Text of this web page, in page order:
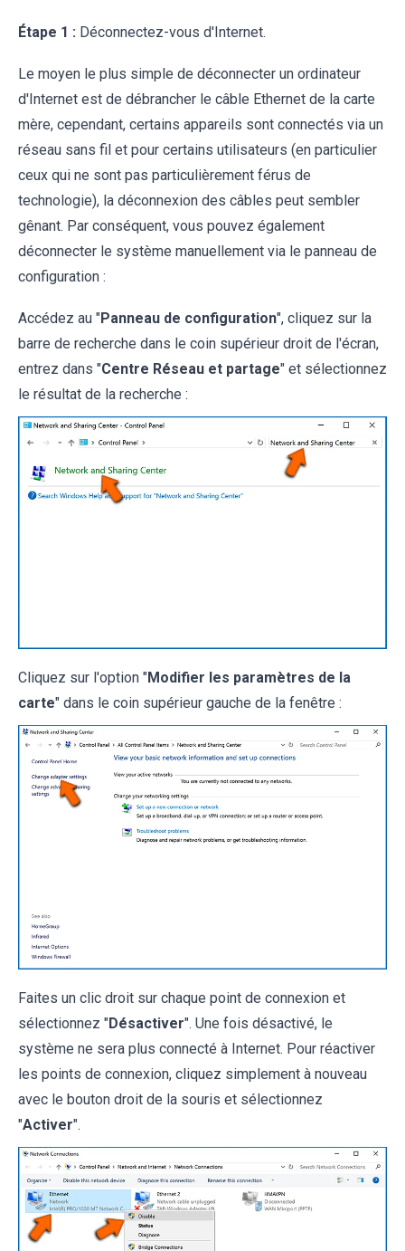
Étape 1 : Déconnectez-vous d'Internet.
Le moyen le plus simple de déconnecter un ordinateur
d'Internet est de débrancher le câble Ethernet de la carte
mère, cependant, certains appareils sont connectés via un
réseau sans fil et pour certains utilisateurs (en particulier
ceux qui ne sont pas particulièrement férus de
technologie), la déconnexion des câbles peut sembler
gênant. Par conséquent, vous pouvez également
déconnecter le système manuellement via le panneau de
configuration :
Accédez au "Panneau de configuration", cliquez sur la
barre de recherche dans le coin supérieur droit de l'écran,
entrez dans "Centre Réseau et partage" et sélectionnez
le résultat de la recherche :
Cliquez sur l'option "Modifier les paramètres de la
carte" dans le coin supérieur gauche de la fenêtre :
Faites un clic droit sur chaque point de connexion et
sélectionnez "Désactiver". Une fois désactivé, le
système ne sera plus connecté à Internet. Pour réactiver
les points de connexion, cliquez simplement à nouveau
avec le bouton droit de la souris et sélectionnez
"Activer".